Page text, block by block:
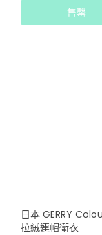
售罄
日本 GERRY
拉絨連帽衛衣